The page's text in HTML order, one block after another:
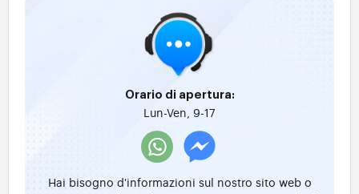
Orario di apertura:
Lun-Ven, 9-17
Hai bisogno d'informazioni sul nostro sito web o